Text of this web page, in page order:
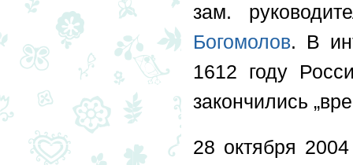
зам.
Богомолов. В
1612 году
закончились
28 октября